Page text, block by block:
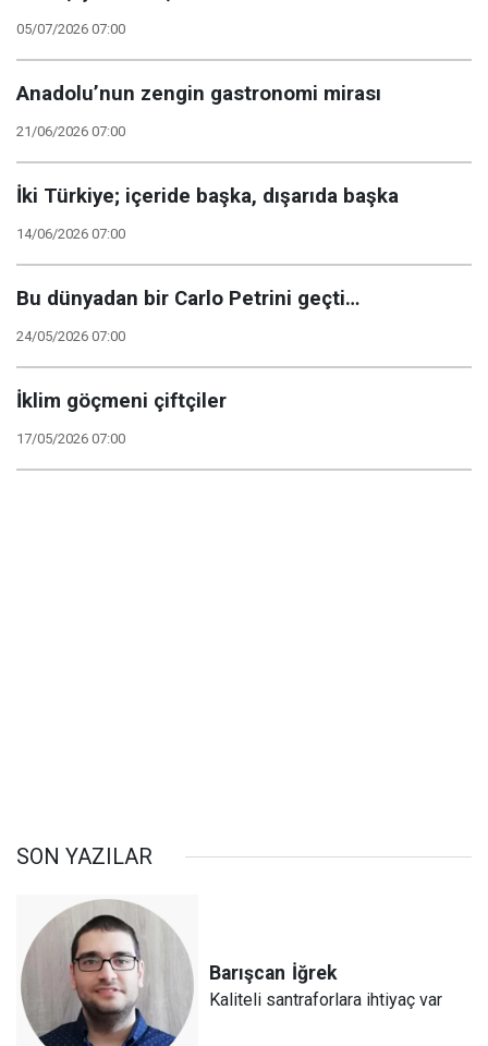
05/07/2026 07:00
Anadolu’nun zengin gastronomi mirası
21/06/2026 07:00
İki Türkiye; içeride başka, dışarıda başka
14/06/2026 07:00
Bu dünyadan bir Carlo Petrini geçti…
24/05/2026 07:00
İklim göçmeni çiftçiler
17/05/2026 07:00
SON YAZILAR
Barışcan İğrek
Kaliteli santraforlara ihtiyaç var